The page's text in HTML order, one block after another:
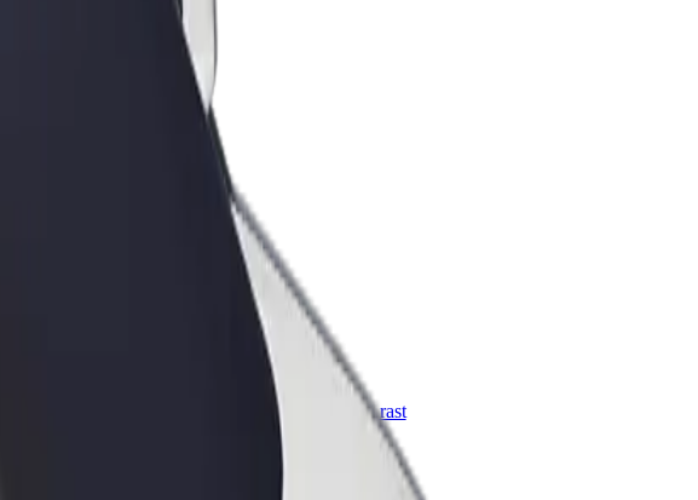
Bolt za podjetja
Boltovi izdelki in storitve za rast
tvojega podjetja